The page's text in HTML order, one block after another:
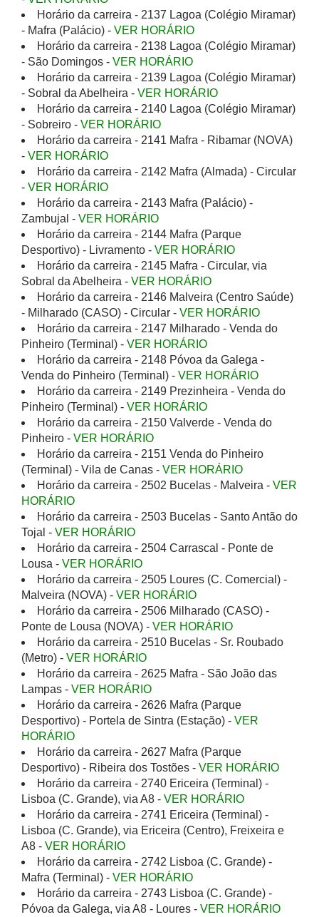
Horário da carreira - 2137 Lagoa (Colégio Miramar)
- Mafra (Palácio) - VER HORÁRIO
Horário da carreira - 2138 Lagoa (Colégio Miramar)
- São Domingos - VER HORÁRIO
Horário da carreira - 2139 Lagoa (Colégio Miramar)
- Sobral da Abelheira - VER HORÁRIO
Horário da carreira - 2140 Lagoa (Colégio Miramar)
- Sobreiro - VER HORÁRIO
Horário da carreira - 2141 Mafra - Ribamar (NOVA)
- VER HORÁRIO
Horário da carreira - 2142 Mafra (Almada) - Circular
- VER HORÁRIO
Horário da carreira - 2143 Mafra (Palácio) -
Zambujal - VER HORÁRIO
Horário da carreira - 2144 Mafra (Parque
Desportivo) - Livramento - VER HORÁRIO
Horário da carreira - 2145 Mafra - Circular, via
Sobral da Abelheira - VER HORÁRIO
Horário da carreira - 2146 Malveira (Centro Saúde)
- Milharado (CASO) - Circular - VER HORÁRIO
Horário da carreira - 2147 Milharado - Venda do
Pinheiro (Terminal) - VER HORÁRIO
Horário da carreira - 2148 Póvoa da Galega -
Venda do Pinheiro (Terminal) - VER HORÁRIO
Horário da carreira - 2149 Prezinheira - Venda do
Pinheiro (Terminal) - VER HORÁRIO
Horário da carreira - 2150 Valverde - Venda do
Pinheiro - VER HORÁRIO
Horário da carreira - 2151 Venda do Pinheiro
(Terminal) - Vila de Canas - VER HORÁRIO
Horário da carreira - 2502 Bucelas - Malveira - VER
HORÁRIO
Horário da carreira - 2503 Bucelas - Santo Antão do
Tojal - VER HORÁRIO
Horário da carreira - 2504 Carrascal - Ponte de
Lousa - VER HORÁRIO
Horário da carreira - 2505 Loures (C. Comercial) -
Malveira (NOVA) - VER HORÁRIO
Horário da carreira - 2506 Milharado (CASO) -
Ponte de Lousa (NOVA) - VER HORÁRIO
Horário da carreira - 2510 Bucelas - Sr. Roubado
(Metro) - VER HORÁRIO
Horário da carreira - 2625 Mafra - São João das
Lampas - VER HORÁRIO
Horário da carreira - 2626 Mafra (Parque
Desportivo) - Portela de Sintra (Estação) - VER
HORÁRIO
Horário da carreira - 2627 Mafra (Parque
Desportivo) - Ribeira dos Tostões - VER HORÁRIO
Horário da carreira - 2740 Ericeira (Terminal) -
Lisboa (C. Grande), via A8 - VER HORÁRIO
Horário da carreira - 2741 Ericeira (Terminal) -
Lisboa (C. Grande), via Ericeira (Centro), Freixeira e
A8 - VER HORÁRIO
Horário da carreira - 2742 Lisboa (C. Grande) -
Mafra (Terminal) - VER HORÁRIO
Horário da carreira - 2743 Lisboa (C. Grande) -
Póvoa da Galega, via A8 - Loures - VER HORÁRIO